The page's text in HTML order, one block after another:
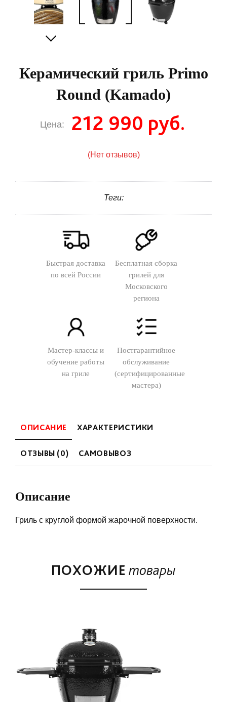
Керамический гриль Primo
Round (Kamado)
Цена: 212 990 руб.
(Нет отзывов)
Теги:
Быстрая доставка
по всей России
Бесплатная сборка
грилей для
Московского
региона
Мастер-классы и
обучение работы
на гриле
Постгарантийное
обслуживание
(сертифицированные
мастера)
ОПИСАНИЕ ХАРАКТЕРИСТИКИ
ОТЗЫВЫ (0) САМОВЫВОЗ
Описание
Гриль с круглой формой жарочной поверхности.
ПОХОЖИЕ товары